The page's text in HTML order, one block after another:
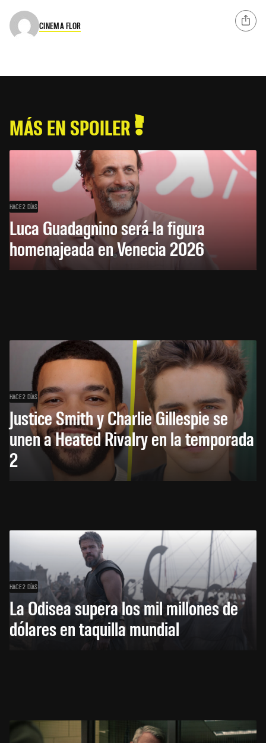
CINEMA FLOR
MÁS EN SPOILER
HACE 2 DÍAS
Luca Guadagnino será la figura
homenajeada en Venecia 2026
HACE 2 DÍAS
Justice Smith y Charlie Gillespie se
unen a Heated Rivalry en la temporada
2
HACE 2 DÍAS
La Odisea supera los mil millones de
dólares en taquilla mundial